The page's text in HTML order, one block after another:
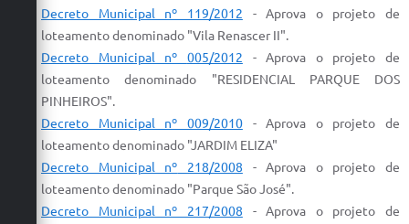
Decreto Municipal nº 119/2012 -Aprova o projeto de
loteamentodenominado "Vila Renascer II".
Decreto Municipal nº 005/2012 -Aprova o projeto de
loteamento denominado "RESIDENCIAL
PARQUE DOS
PINHEIROS".
Decreto Municipal nº 009/2010-Aprova o projeto de
loteamentodenominado "JARDIM ELIZA"
Decreto Municipal nº 218/2008 -Aprova o projeto de
loteamentodenominado "Parque São José".
Decreto Municipal nº 217/2008 -Aprova o projeto de